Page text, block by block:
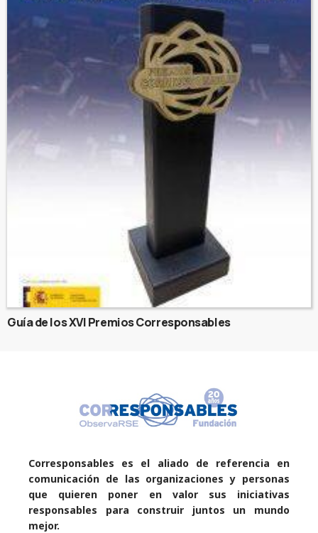
Guía de los XVI Premios Corresponsables
Corresponsables es el aliado de referencia en
comunicación de las organizaciones y personas
que quieren poner en valor sus iniciativas
responsables para construir juntos un mundo
mejor.